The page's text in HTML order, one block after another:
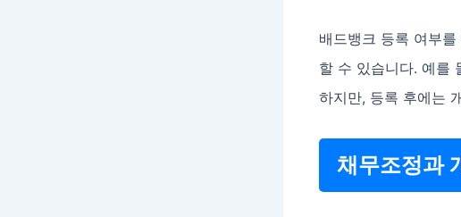
배드뱅크 등록 여부
할 수 있습니다. 예를
하지만, 등록 후에는
채무조정과